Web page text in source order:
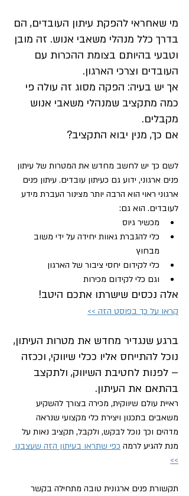
מי שאחראי להפקת עיתון העובדים, הם
בדרך כלל מנהלי משאבי אנוש. זה מובן
וטבעי בהיותם בצומת ההכרות עם
העובדים וצרכי הארגון.
אך יש בעיה: הפקה מסוג זה עולה פי
כמה מתקציב שמנהלי משאבי אנוש
מקבלים.
אם כך, מנין יבוא התקציב?
לשם כך יש לחשב מחדש את המטרות של עיתון
פנים ארגוני, ידוע גם כעיתון עובדים. עיתון פנים
ארגוני ראוי הוא הרבה יותר מצינור העברת מידע
לעובדים. הוא גם:
מכשיר גיוס
כלי להגברת גאוות יחידה על ידי משוב
מבחוץ
כלי לקידום יחסי ציבור של הארגון
וגם כלי לקידום מכירות
אלה נכסים שישרתו אתכם היטב!
קראו על כך בפוסט הזה >>
ברגע שנגדיר מחדש את מטרות העיתון,
נוכל להתייחס אליו ככלי שיווקי, וככזה
– לפנות לחטיבת השיווק, ולתקצב
בהתאם את העיתון.
ראיית עולם שיווקית, מכירה בצורך להשקיע
משאבים בתכנון ויצירת כלי מקצועי שנראה
מדהים וכך נוכל לבקש, ולקבל, תקציב נאות על
מנת להגיע לרמה כפי שתראו בעיתון הזה שעצבנו
>>
תקשורת פנים ארגונית טובה מתחילה בקשר